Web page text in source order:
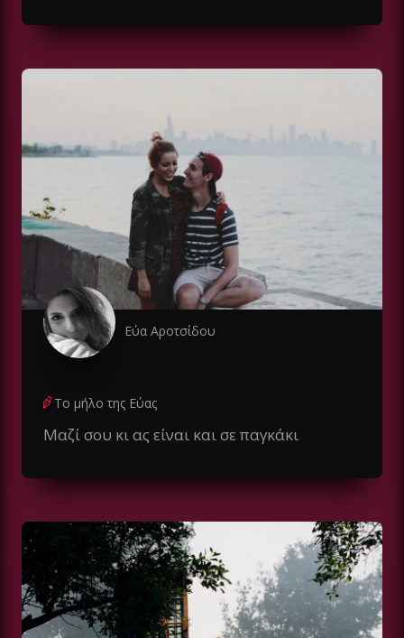
Εύα Αροτσίδου
Το μήλο της Εύας
Μαζί σου κι ας είναι και σε παγκάκι